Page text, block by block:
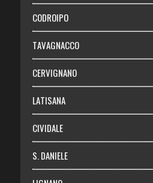
Necrologie
Chi siamo
Abbonati
Login
CODROIPO
TAVAGNACCO
CERVIGNANO
LATISANA
CIVIDALE
S. DANIELE